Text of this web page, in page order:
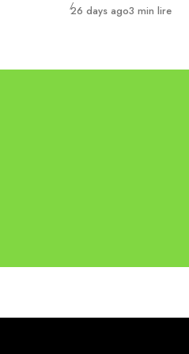
Publié
26 days ago3 min lire